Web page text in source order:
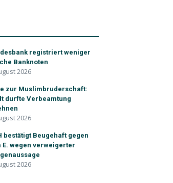
registriert weniger
Banknoten
2026
zur Muslimbruderschaft:
durfte Verbeamtung
2026
bestätigt Beugehaft gegen
E. wegen verweigerter
2026